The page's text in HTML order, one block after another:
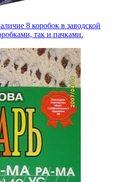
8 коробок в заводской
так и пачками.